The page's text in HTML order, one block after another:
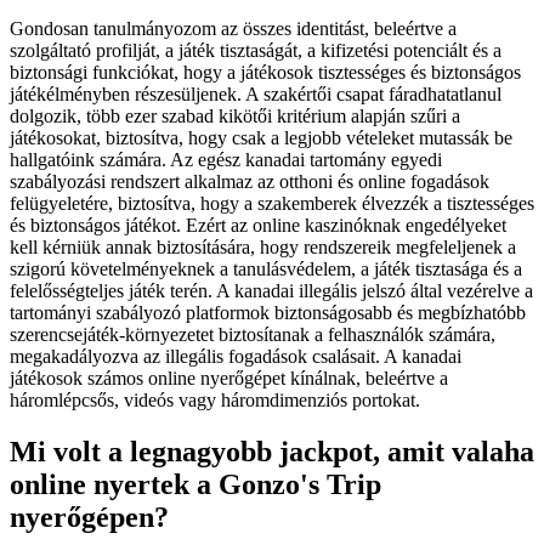
Gondosan tanulmányozom az összes identitást, beleértve a
szolgáltató profilját, a játék tisztaságát, a kifizetési potenciált és a
biztonsági funkciókat, hogy a játékosok tisztességes és biztonságos
játékélményben részesüljenek. A szakértői csapat fáradhatatlanul
dolgozik, több ezer szabad kikötői kritérium alapján szűri a
játékosokat, biztosítva, hogy csak a legjobb vételeket mutassák be
hallgatóink számára. Az egész kanadai tartomány egyedi
szabályozási rendszert alkalmaz az otthoni és online fogadások
felügyeletére, biztosítva, hogy a szakemberek élvezzék a tisztességes
és biztonságos játékot. Ezért az online kaszinóknak engedélyeket
kell kérniük annak biztosítására, hogy rendszereik megfeleljenek a
szigorú követelményeknek a tanulásvédelem, a játék tisztasága és a
felelősségteljes játék terén. A kanadai illegális jelszó által vezérelve a
tartományi szabályozó platformok biztonságosabb és megbízhatóbb
szerencsejáték-környezetet biztosítanak a felhasználók számára,
megakadályozva az illegális fogadások csalásait. A kanadai
játékosok számos online nyerőgépet kínálnak, beleértve a
háromlépcsős, videós vagy háromdimenziós portokat.
Mi volt a legnagyobb jackpot, amit valaha
online nyertek a Gonzo's Trip
nyerőgépen?